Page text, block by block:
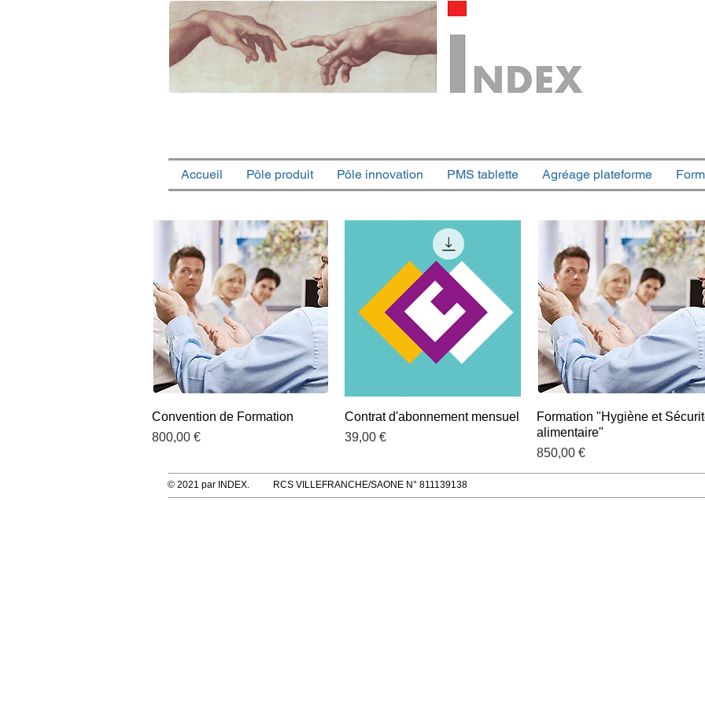
Accueil Pôle produit Pôle innovation PMS tablette Agréage plateforme
Aperçu rapide
Convention de Formation
Prix
800,00 €
Aperçu rapide
Contrat d'abonnement mensuel
Prix
39,00 €
Aperçu rapide
Formation "Hygiène et
alimentaire"
Prix
850,00 €
© 2021 par INDEX. RCS VILLEFRANCHE/SAONE N° 811139138